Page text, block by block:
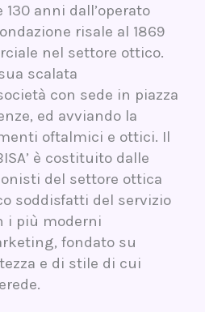
anni dall’operato
risale al 1869
nel settore ottico.
scalata
con sede in piazza
ed avviando la
oftalmici e ottici. Il
è costituito dalle
del settore ottica
soddisfatti del servizio
i più moderni
fondato su
e di stile di cui